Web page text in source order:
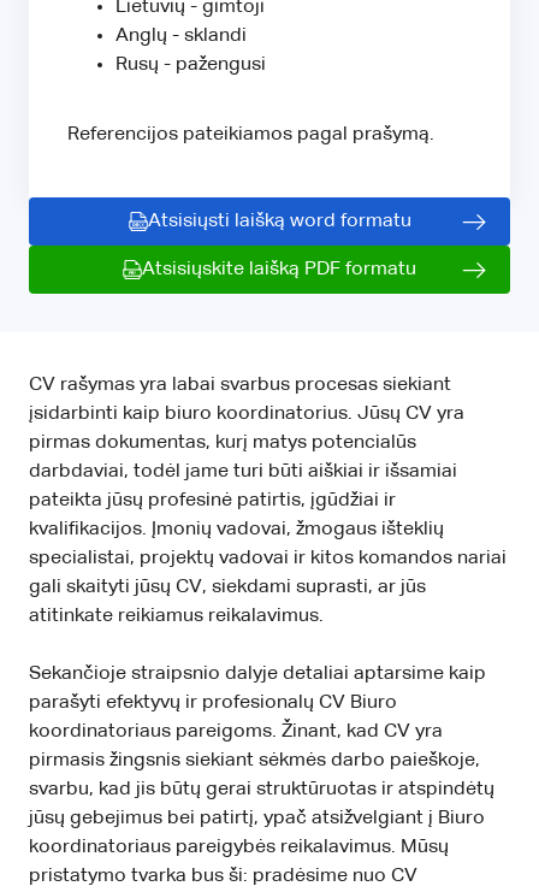
Lietuvių - gimtoji
Anglų - sklandi
Rusų - pažengusi
Referencijos pateikiamos pagal prašymą.
Atsisiųsti laišką word formatu
Atsisiųskite laišką PDF formatu
CV rašymas yra labai svarbus procesas siekiant
įsidarbinti kaip biuro koordinatorius. Jūsų CV yra
pirmas dokumentas, kurį matys potencialūs
darbdaviai, todėl jame turi būti aiškiai ir išsamiai
pateikta jūsų profesinė patirtis, įgūdžiai ir
kvalifikacijos. Įmonių vadovai, žmogaus išteklių
specialistai, projektų vadovai ir kitos komandos nariai
gali skaityti jūsų CV, siekdami suprasti, ar jūs
atitinkate reikiamus reikalavimus.
Sekančioje straipsnio dalyje detaliai aptarsime kaip
parašyti efektyvų ir profesionalų CV Biuro
koordinatoriaus pareigoms. Žinant, kad CV yra
pirmasis žingsnis siekiant sėkmės darbo paieškoje,
svarbu, kad jis būtų gerai struktūruotas ir atspindėtų
jūsų gebejimus bei patirtį, ypač atsižvelgiant į Biuro
koordinatoriaus pareigybės reikalavimus. Mūsų
pristatymo tvarka bus ši: pradėsime nuo CV